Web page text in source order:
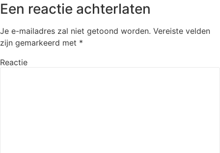
Een reactie achterlaten
Je e-mailadres zal niet getoond worden. Vereiste velden
zijn gemarkeerd met *
Reactie